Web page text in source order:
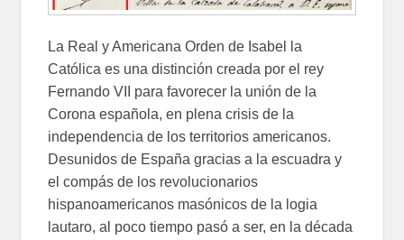
La Real y Americana Orden de Isabel la
Católica es una distinción creada por el rey
Fernando VII para favorecer la unión de la
Corona española, en plena crisis de la
independencia de los territorios americanos.
Desunidos de España gracias a la escuadra y
el compás de los revolucionarios
hispanoamericanos masónicos de la logia
lautaro, al poco tiempo pasó a ser, en la década